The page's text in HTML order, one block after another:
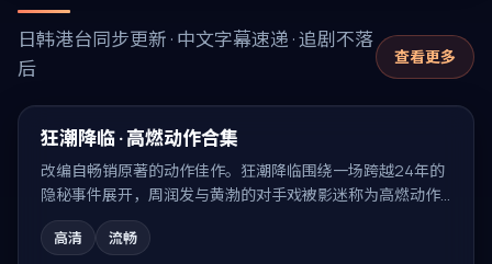
日韩港台同步更新 · 中文字幕速递 · 追剧不落
后
查看更多
最新
99:39
狂潮降临 · 高燃动作合集
改编自畅销原著的动作佳作。狂潮降临围绕一场跨越24年的
隐秘事件展开，周润发与黄渤的对手戏被影迷称为高燃动作
合集的代表场面。
高清
流畅